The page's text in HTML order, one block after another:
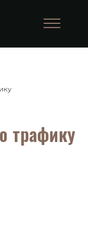
трафику